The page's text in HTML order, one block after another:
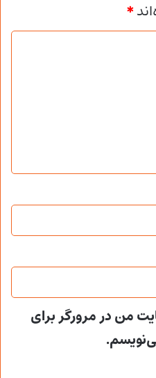
*
من در مرورگر برای